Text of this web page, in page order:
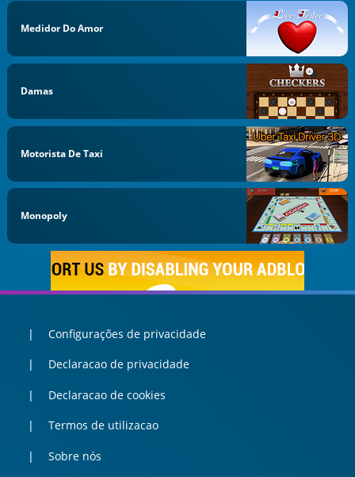
Medidor Do Amor
Damas
Motorista De Taxi
Monopoly
Configurações de privacidade
Declaracao de privacidade
Declaracao de cookies
Termos de utilizacao
Sobre nós